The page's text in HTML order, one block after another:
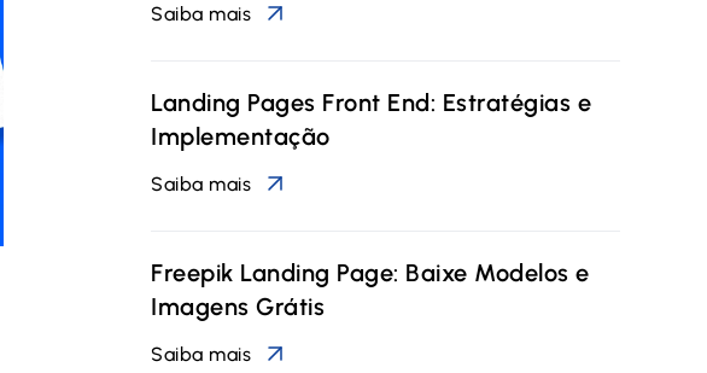
Saiba mais
Landing Pages Front End: Estratégias e
Implementação
Saiba mais
Freepik Landing Page: Baixe Modelos e
Imagens Grátis
Saiba mais